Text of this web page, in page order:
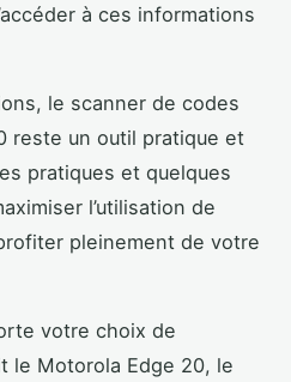
à ces informations
le scanner de codes
reste un outil pratique et
pratiques et quelques
l’utilisation de
pleinement de votre
votre choix de
le Motorola Edge 20, le